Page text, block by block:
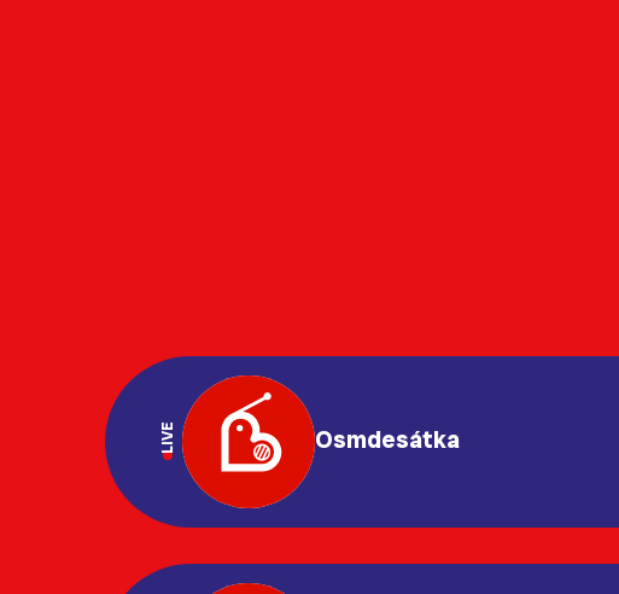
LIVE Osmdesátka